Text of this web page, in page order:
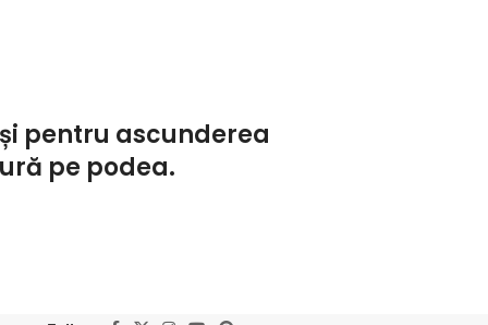
pentru ascunderea
pe podea.